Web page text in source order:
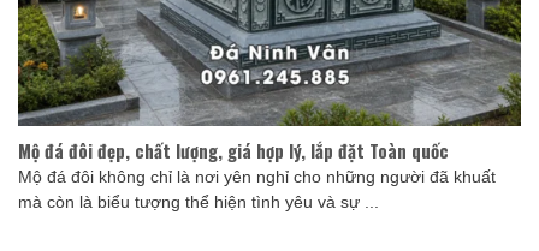
Mộ đá đôi đẹp, chất lượng, giá hợp lý, lắp đặt Toàn quốc
Mộ đá đôi không chỉ là nơi yên nghỉ cho những người đã khuất
mà còn là biểu tượng thể hiện tình yêu và sự ...